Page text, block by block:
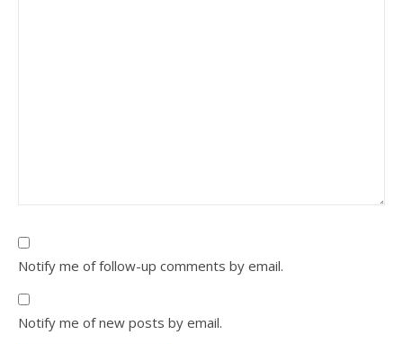
Notify me of follow-up comments by email.
Notify me of new posts by email.